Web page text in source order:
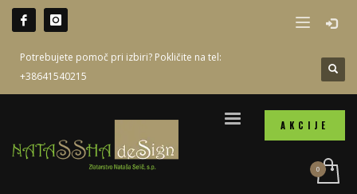
Potrebujete pomoč pri izbiri? Pokličite na tel:
+38641540215
AKCIJE